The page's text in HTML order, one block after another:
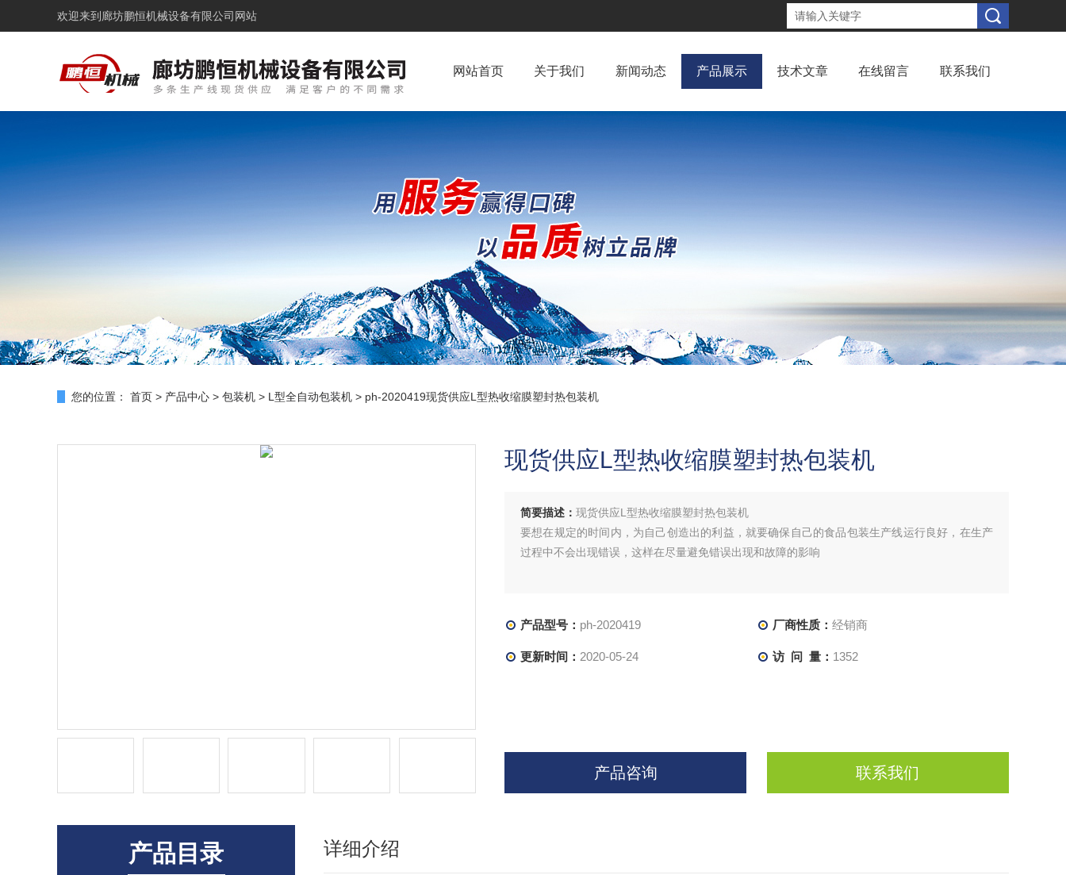
欢迎来到 廊坊鹏恒机械设备有限公司网站
网站首页 关于我们 新闻动态 产品展示 技术文章 在线留言 联系我们
您的位置： 首页 > 产品中心 > 包装机 > L型全自动包装机 > ph-2020419现货供应L型热收缩膜塑封热包装机
现货供应L型热收缩膜塑封热包装机
简要描述： 现货供应L型热收缩膜塑封热包装机
要想在规定的时间内，为自己创造出的利益，就要确保自己的食品包装生产线运行良好，在生产
过程中不会出现错误，这样在尽量避免错误出现和故障的影响
产品型号： ph-2020419 厂商性质： 经销商
更新时间： 2020-05-24 访 问 量： 1352
产品咨询 联系我们
产品目录 详细介绍